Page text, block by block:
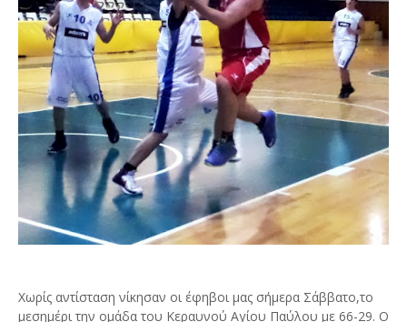
Χωρίς αντίσταση νίκησαν οι έφηβοι μας σήμερα Σάββατο,το
μεσημέρι την ομάδα του Κεραυνού Αγίου Παύλου με 66-29. Ο